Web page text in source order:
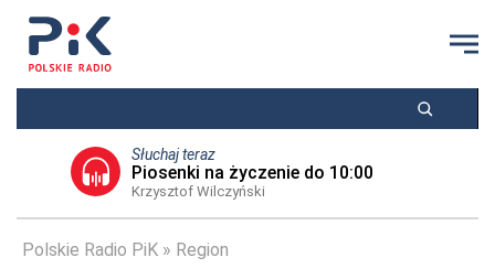
Słuchaj teraz
Piosenki na życzenie do 10:00
Krzysztof Wilczyński
Polskie Radio PiK Region